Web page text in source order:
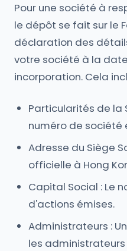
Pour une société à
le dépôt se fait sur le
déclaration des
votre société à la
incorporation. Cela
Particularités de la
numéro de société
Adresse du Siège
officielle à Hong
Capital Social : Le
d'actions émises.
Administrateurs :
les